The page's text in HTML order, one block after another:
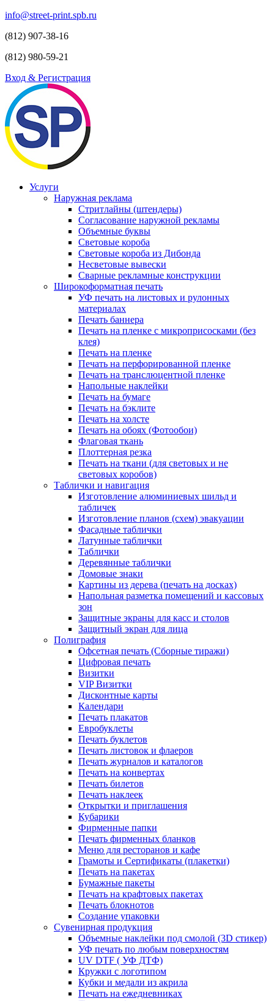
info@street-print.spb.ru
(812) 907-38-16
(812) 980-59-21
Вход & Регистрация
Услуги
Наружная реклама
Стритлайны (штендеры)
Согласование наружной рекламы
Объемные буквы
Световые короба
Световые короба из Дибонда
Несветовые вывески
Сварные рекламные конструкции
Широкоформатная печать
УФ печать на листовых и рулонных
материалах
Печать баннера
Печать на пленке с микроприсосками (без
клея)
Печать на пленке
Печать на перфорированной пленке
Печать на транслюцентной пленке
Напольные наклейки
Печать на бумаге
Печать на бэклите
Печать на холсте
Печать на обоях (Фотообои)
Флаговая ткань
Плоттерная резка
Печать на ткани (для световых и не
световых коробов)
Таблички и навигация
Изготовление алюминиевых шильд и
табличек
Изготовление планов (схем) эвакуации
Фасадные таблички
Латунные таблички
Таблички
Деревянные таблички
Домовые знаки
Картины из дерева (печать на досках)
Напольная разметка помещений и кассовых
зон
Защитные экраны для касс и столов
Защитный экран для лица
Полиграфия
Офсетная печать (Сборные тиражи)
Цифровая печать
Визитки
VIP Визитки
Дисконтные карты
Календари
Печать плакатов
Евробуклеты
Печать буклетов
Печать листовок и флаеров
Печать журналов и каталогов
Печать на конвертах
Печать билетов
Печать наклеек
Открытки и приглашения
Кубарики
Фирменные папки
Печать фирменных бланков
Меню для ресторанов и кафе
Грамоты и Сертификаты (плакетки)
Печать на пакетах
Бумажные пакеты
Печать на крафтовых пакетах
Печать блокнотов
Создание упаковки
Сувенирная продукция
Объемные наклейки под смолой (3D стикер)
УФ печать по любым поверхностям
UV DTF ( УФ ДТФ)
Кружки с логотипом
Кубки и медали из акрила
Печать на ежедневниках